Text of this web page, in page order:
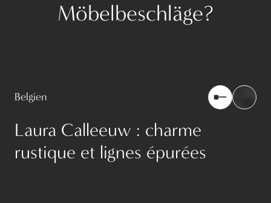
Möbelbeschläge?
Belgien
Laura Calleeuw : charme
rustique et lignes épurées